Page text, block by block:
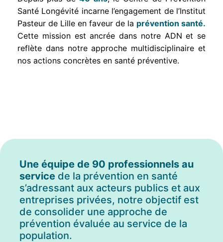
Santé Longévité incarne l’engagement de l’Institut
Pasteur de Lille en faveur de la prévention santé.
Cette mission est ancrée dans notre ADN et se
reflète dans notre approche multidisciplinaire et
nos actions concrètes en santé préventive.
Une équipe de 90 professionnels au
service de la prévention en santé
s’adressant aux acteurs publics et aux
entreprises privées, notre objectif est
de consolider une approche de
prévention évaluée au service de la
population.